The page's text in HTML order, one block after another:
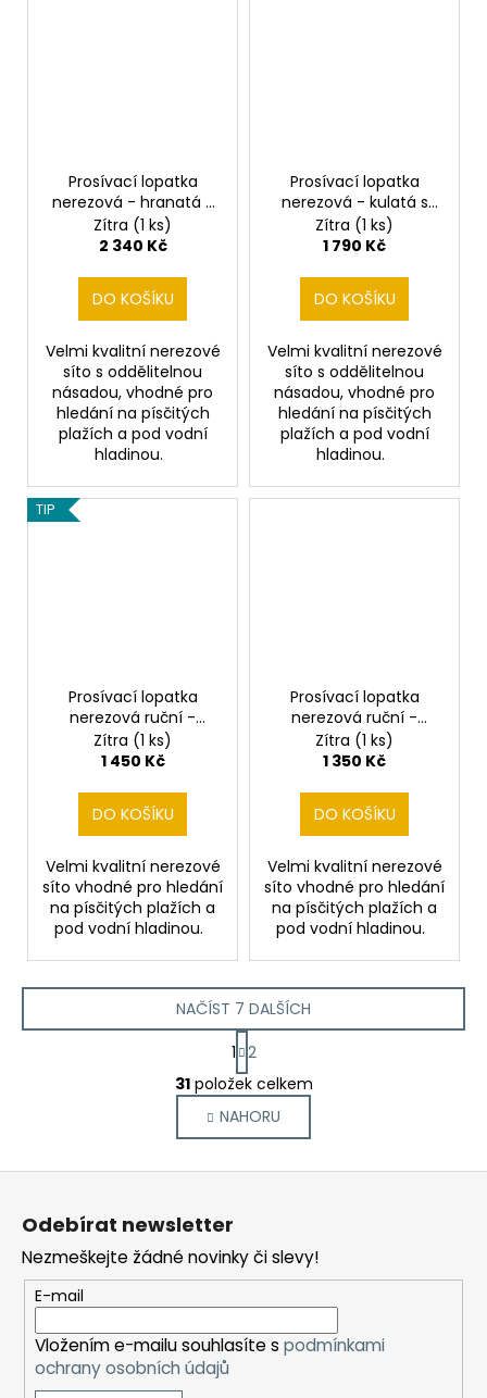
Prosívací lopatka
nerezová - hranatá s
oddělitelnou násadou
Zítra (1 ks)
2 340 Kč
DO KOŠÍKU
Velmi kvalitní nerezové
síto s oddělitelnou
násadou, vhodné pro
hledání na písčitých
plažích a pod vodní
hladinou.
Prosívací lopatka
nerezová - kulatá s
oddělitelnou násadou
Zítra (1 ks)
1 790 Kč
DO KOŠÍKU
Velmi kvalitní nerezové
síto s oddělitelnou
násadou, vhodné pro
hledání na písčitých
plažích a pod vodní
hladinou.
TIP
Prosívací lopatka
nerezová ruční -
hranatá
Zítra (1 ks)
1 450 Kč
DO KOŠÍKU
Velmi kvalitní nerezové
síto vhodné pro hledání
na písčitých plažích a
pod vodní hladinou.
Prosívací lopatka
nerezová ruční -
kulatá
Zítra (1 ks)
1 350 Kč
DO KOŠÍKU
Velmi kvalitní nerezové
síto vhodné pro hledání
na písčitých plažích a
pod vodní hladinou.
O
v
l
á
d
p
r
v
k
y
NAČÍST 7 DALŠÍCH
S
t
r
á
n
k
o
í
1 2
31položek celkem
NAHORU
Odebírat newsletter
Nezmeškejte žádné novinky či slevy!
E-mail
Vložením e-mailu souhlasíte s podmínkami
ochrany osobních údajů